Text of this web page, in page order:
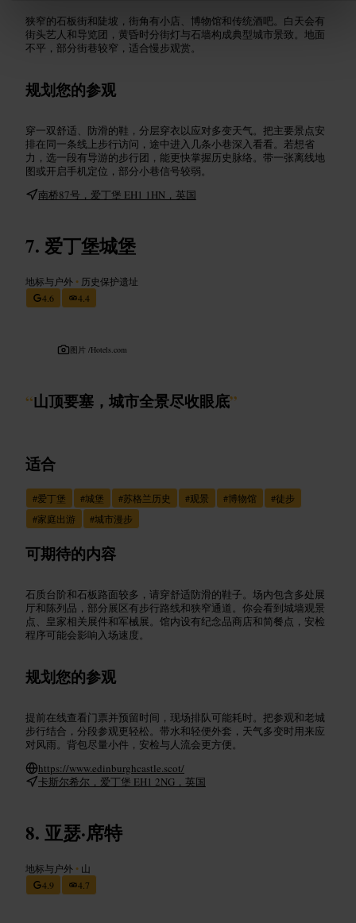
狭窄的石板街和陡坡，街角有小店、博物馆和传统酒吧。白天会有
街头艺人和导览团，黄昏时分街灯与石墙构成典型城市景致。地面
不平，部分街巷较窄，适合慢步观赏。
规划您的参观
穿一双舒适、防滑的鞋，分层穿衣以应对多变天气。把主要景点安
排在同一条线上步行访问，途中进入几条小巷深入看看。若想省
力，选一段有导游的步行团，能更快掌握历史脉络。带一张离线地
图或开启手机定位，部分小巷信号较弱。
南桥87号，爱丁堡 EH1 1HN，英国
爱丁堡城堡
地标与户外 • 历史保护遗址
4.6
4.4
图片 /Hotels.com
“山顶要塞，城市全景尽收眼底”
适合
#爱丁堡 #城堡 #苏格兰历史 #观景 #博物馆 #徒步
#家庭出游 #城市漫步
可期待的内容
石质台阶和石板路面较多，请穿舒适防滑的鞋子。场内包含多处展
厅和陈列品，部分展区有步行路线和狭窄通道。你会看到城墙观景
点、皇家相关展件和军械展。馆内设有纪念品商店和简餐点，安检
程序可能会影响入场速度。
规划您的参观
提前在线查看门票并预留时间，现场排队可能耗时。把参观和老城
步行结合，分段参观更轻松。带水和轻便外套，天气多变时用来应
对风雨。背包尽量小件，安检与人流会更方便。
https://www.edinburghcastle.scot/
卡斯尔希尔，爱丁堡 EH1 2NG，英国
亚瑟·席特
地标与户外 • 山
4.9
4.7